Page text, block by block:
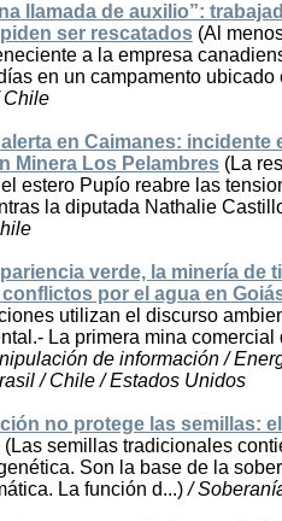
llamada de auxilio”:
ser rescatados (Al
a la empresa
en un campamento
Chile
en Caimanes:
Minera Los Pelambres (La
estero Pupío reabre las
la diputada Nathalie
verde, la minería de
por el agua en
utilizan el discurso
La primera mina comercial
de información /
/ Chile / Estados Unidos
no protege las semillas:
(Las semillas tradicionales
Son la base de la
La función d...)/